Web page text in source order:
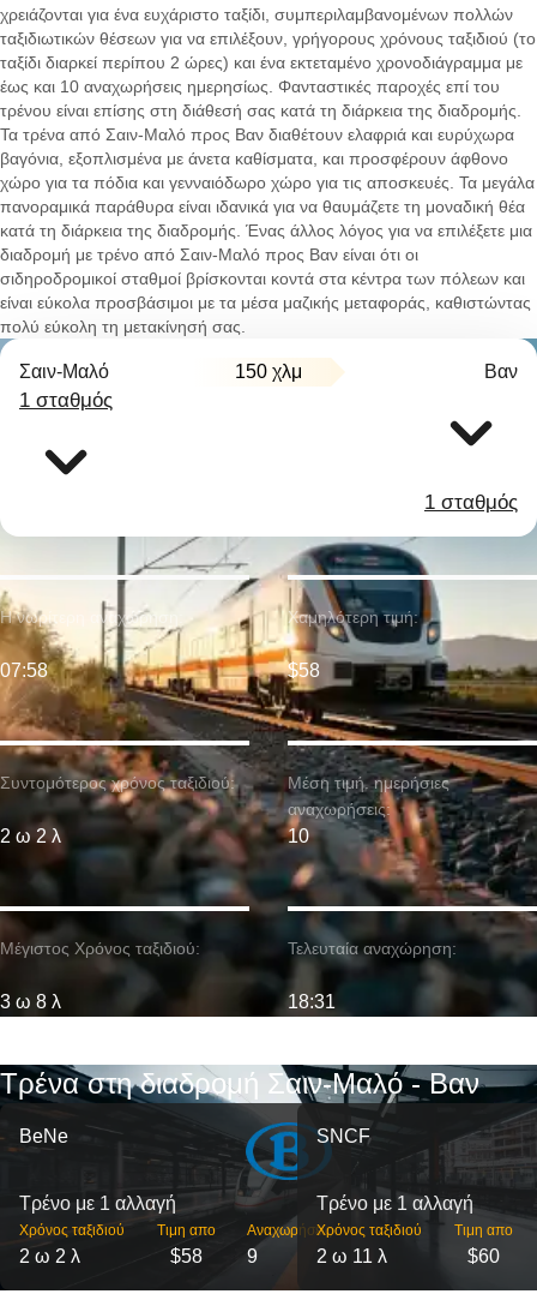
χρειάζονται για ένα ευχάριστο ταξίδι, συμπεριλαμβανομένων πολλών
ταξιδιωτικών θέσεων για να επιλέξουν, γρήγορους χρόνους ταξιδιού (το
ταξίδι διαρκεί περίπου 2 ώρες) και ένα εκτεταμένο χρονοδιάγραμμα με
έως και 10 αναχωρήσεις ημερησίως. Φανταστικές παροχές επί του
τρένου είναι επίσης στη διάθεσή σας κατά τη διάρκεια της διαδρομής.
Τα τρένα από Σαιν-Μαλό προς Βαν διαθέτουν ελαφριά και ευρύχωρα
βαγόνια, εξοπλισμένα με άνετα καθίσματα, και προσφέρουν άφθονο
χώρο για τα πόδια και γενναιόδωρο χώρο για τις αποσκευές. Τα μεγάλα
πανοραμικά παράθυρα είναι ιδανικά για να θαυμάζετε τη μοναδική θέα
κατά τη διάρκεια της διαδρομής. Ένας άλλος λόγος για να επιλέξετε μια
διαδρομή με τρένο από Σαιν-Μαλό προς Βαν είναι ότι οι
σιδηροδρομικοί σταθμοί βρίσκονται κοντά στα κέντρα των πόλεων και
είναι εύκολα προσβάσιμοι με τα μέσα μαζικής μεταφοράς, καθιστώντας
πολύ εύκολη τη μετακίνησή σας.
Σαιν-Μαλό 150 χλμ Βαν
1 σταθμός
1 σταθμός
Συντομότερος χρόνος ταξιδιού:
2 ω 2 λ
Η νωρίτερη αναχώρηση:
07:58
Μέγιστος Χρόνος ταξιδιού:
3 ω 8 λ
Χαμηλότερη τιμή:
$58
Μέση τιμή. ημερήσιες
αναχωρήσεις:
10
Τελευταία αναχώρηση:
18:31
Τρένα στη διαδρομή Σαιν-Μαλό - Βαν
BeNe
Τρένο με 1 αλλαγή
Χρόνος ταξιδιού
2 ω 2 λ
Τιμη απο
$58
Αναχωρήσεις
9
SNCF
Τρένο με 1 αλλαγή
Χρόνος ταξιδιού
2 ω 11 λ
Τιμη απο
$60